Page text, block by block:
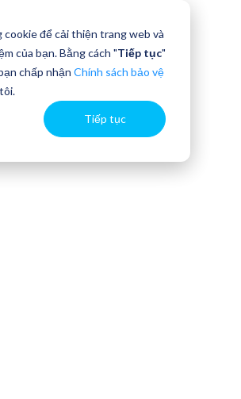
để cải thiện trang web và
của bạn. Bằng cách "Tiếp tục"
chấp nhận Chính sách bảo vệ
Tiếp tục